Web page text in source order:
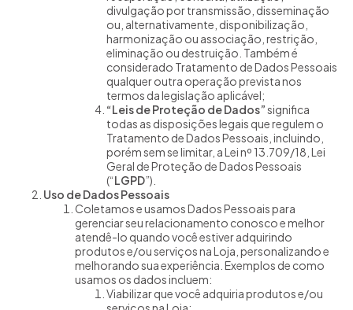
divulgação por transmissão, disseminação
ou, alternativamente, disponibilização,
harmonização ou associação, restrição,
eliminação ou destruição. Também é
considerado Tratamento de Dados Pessoais
qualquer outra operação prevista nos
termos da legislação aplicável;
“Leis de Proteção de Dados”significa
todas as disposições legais que regulem o
Tratamento de Dados Pessoais, incluindo,
porém sem se limitar, a Lei nº 13.709/18, Lei
Geral de Proteção de Dados Pessoais
(“LGPD”).
Uso de Dados Pessoais
Coletamos e usamos Dados Pessoais para
gerenciar seu relacionamento conosco e melhor
atendê-lo quando você estiver adquirindo
produtos e/ou serviços na Loja, personalizando e
melhorando sua experiência. Exemplos de como
usamos os dados incluem:
Viabilizar que você adquiria produtos e/ou